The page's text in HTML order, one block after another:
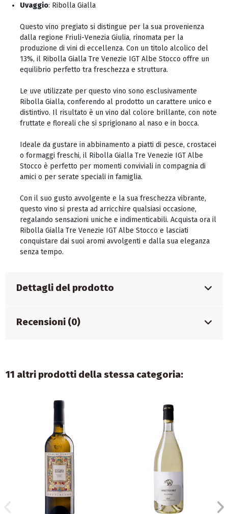
Uvaggio: Ribolla Gialla
Questo vino pregiato si distingue per la sua provenienza
dalla regione Friuli-Venezia Giulia, rinomata per la
produzione di vini di eccellenza. Con un titolo alcolico del
13%, il Ribolla Gialla Tre Venezie IGT Albe Stocco offre un
equilibrio perfetto tra freschezza e struttura.
Le uve utilizzate per questo vino sono esclusivamente
Ribolla Gialla, conferendo al prodotto un carattere unico e
distintivo. Il risultato è un vino dal colore brillante, con note
fruttate e floreali che si sprigionano al naso e in bocca.
Ideale da gustare in abbinamento a piatti di pesce, crostacei
o formaggi freschi, il Ribolla Gialla Tre Venezie IGT Albe
Stocco è perfetto per momenti conviviali in compagnia di
amici o per serate speciali in famiglia.
Con il suo gusto avvolgente e la sua freschezza vibrante,
questo vino si presta ad arricchire qualsiasi occasione,
regalando sensazioni uniche e indimenticabili. Acquista ora il
Ribolla Gialla Tre Venezie IGT Albe Stocco e lasciati
conquistare dai suoi aromi avvolgenti e dalla sua eleganza
senza tempo.
Dettagli del prodotto
Recensioni (0)
11 altri prodotti della stessa categoria: